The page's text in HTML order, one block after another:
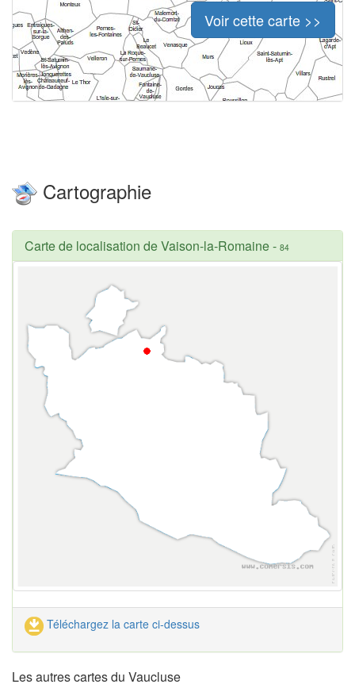
Voir cette carte >>
Cartographie
Carte de localisation de Vaison-la-Romaine- 84
Téléchargez la carte ci-dessus
Les autres cartes du Vaucluse